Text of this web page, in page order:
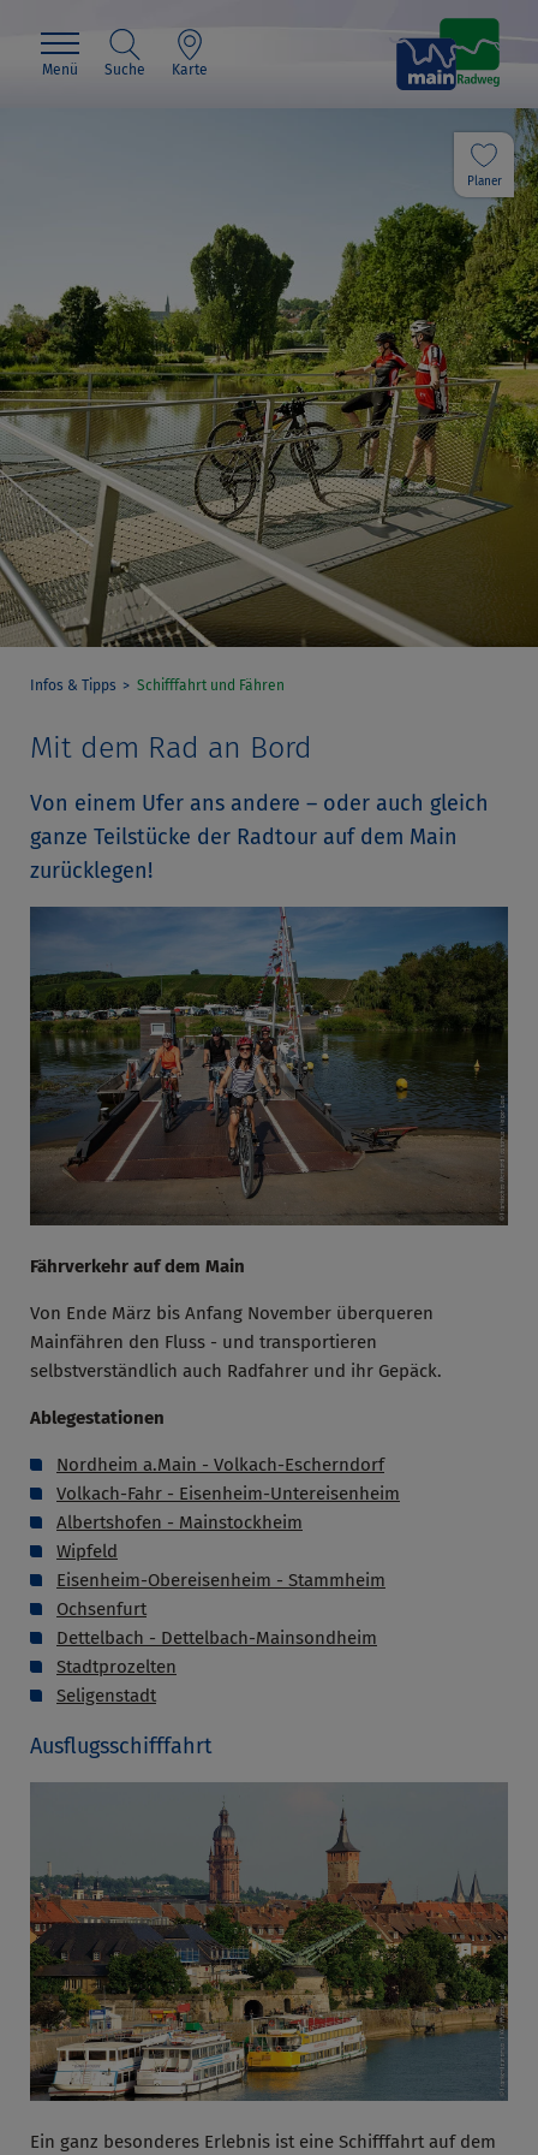
Menü Suche Karte
Planer
Infos & Tipps Schifffahrt und Fähren
Mit dem Rad an Bord
Von einem Ufer ans andere – oder auch gleich
ganze Teilstücke der Radtour auf dem Main
zurücklegen!
Fährverkehr auf dem Main
Von Ende März bis Anfang November überqueren
Mainfähren den Fluss - und transportieren
selbstverständlich auch Radfahrer und ihr Gepäck.
Ablegestationen
Nordheim a.Main - Volkach-Escherndorf
Volkach-Fahr - Eisenheim-Untereisenheim
Albertshofen - Mainstockheim
Wipfeld
Eisenheim-Obereisenheim - Stammheim
Ochsenfurt
Dettelbach - Dettelbach-Mainsondheim
Stadtprozelten
Seligenstadt
Ausflugsschifffahrt
Ein ganz besonderes Erlebnis ist eine Schifffahrt auf dem